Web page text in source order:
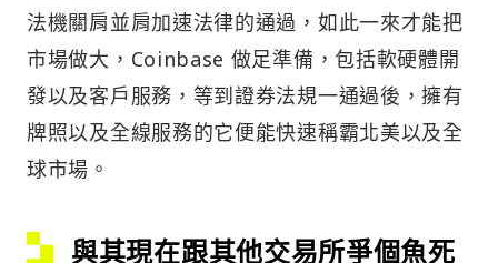
法機關肩並肩加速法律的通過，如此一來才能把
市場做大，Coinbase 做足準備，包括軟硬體開
發以及客戶服務，等到證券法規一通過後，擁有
牌照以及全線服務的它便能快速稱霸北美以及全
球市場。
與其現在跟其他交易所爭個魚死